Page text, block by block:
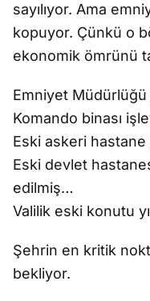
sayılıyor. Ama
kopuyor. Çünkü o
ekonomik ömrünü
Emniyet Müdürlüğü
Komando binası
Eski askeri hastane
Eski devlet
edilmiş…
Valilik eski konutu
Şehrin en kritik
bekliyor.